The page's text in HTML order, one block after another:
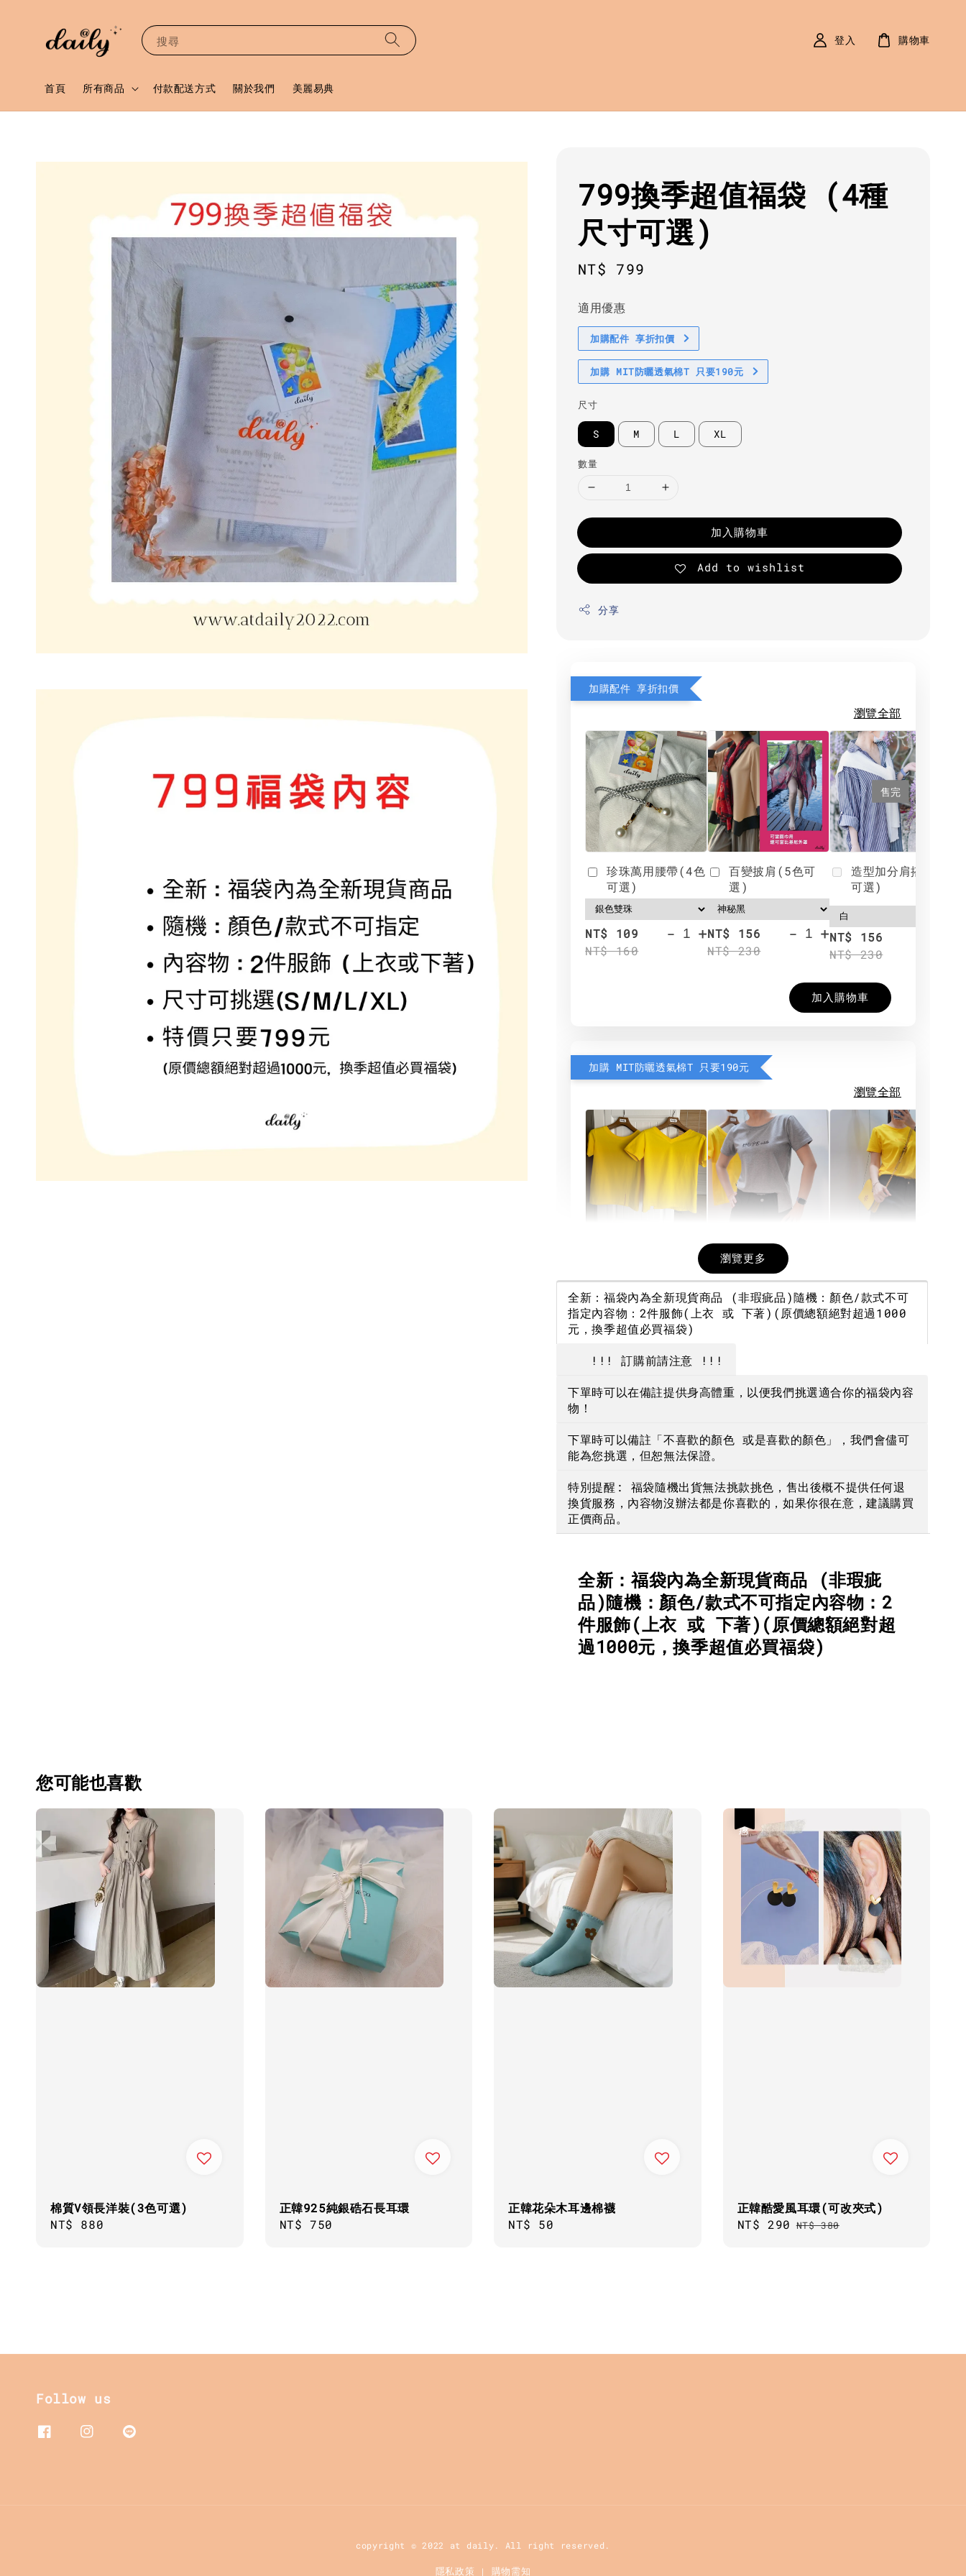
搜尋
首頁 所有商品 付款配送方式 關於我們 美麗易典
登入 購物車
799換季超值福袋 (4種
尺寸可選)
Regular
NT$ 799
適用優惠
加購配件 享折扣價
加購 MIT防曬透氣棉T 只要190元
尺寸
S M L XL
數量
加入購物車
Add to wishlist
分享
加購配件 享折扣價
瀏覽全部
珍珠萬用腰帶(4色
可選)
NT$ 109
NT$ 160
- +
百變披肩(5色可
選)
NT$ 156
NT$ 230
- +
售完
造型加分肩搭(4色
可選)
NT$ 156
NT$ 230
加入購物車
加購 MIT防曬透氣棉T 只要190元
瀏覽全部
NT$ 190
NT$ 450
- +
希望相隨雙面T
NT$ 190
- +NT$ 190
瀏覽更多
全新：福袋內為全新現貨商品 (非瑕疵品)隨機：顏色/款式不可
指定內容物：2件服飾(上衣 或 下著)(原價總額絕對超過1000
元，換季超值必買福袋)
!!! 訂購前請注意 !!!
下單時可以在備註提供身高體重，以便我們挑選適合你的福袋內容
物！
下單時可以備註「不喜歡的顏色 或是喜歡的顏色」，我們會儘可
能為您挑選，但恕無法保證。
特別提醒: 福袋隨機出貨無法挑款挑色，售出後概不提供任何退
換貨服務，內容物沒辦法都是你喜歡的，如果你很在意，建議購買
正價商品。
全新：福袋內為全新現貨商品 (非瑕疵
品)隨機：顏色/款式不可指定內容物：2
件服飾(上衣 或 下著)(原價總額絕對超
過1000元，換季超值必買福袋)
您可能也喜歡
棉質V領長洋裝(3色可選)
Regular
NT$ 880
正韓925純銀硞石長耳環
Regular
NT$ 750
正韓花朵木耳邊棉襪
Regular
NT$ 50
正韓酷愛風耳環(可改夾式)
Sale
NT$ 290 Regular
NT$ 380
Follow us
copyright © 2022 at daily. All right reserved.
隱私政策 | 購物需知